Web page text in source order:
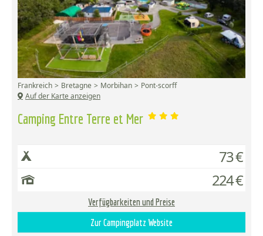
Camping Entre Terre et Mer
Frankreich Bretagne Morbihan
Pont-scorff
Auf der Karte anzeigen
73 €
224 €
Verfügbarkeiten und Preise
Zur Campingplatz Website